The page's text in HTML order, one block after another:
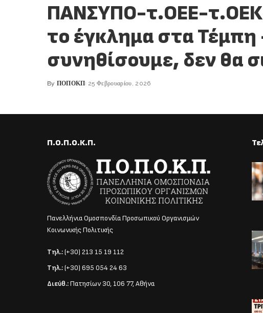
ΠΑΝΣΥΠΟ-τ.ΟΕΕ-τ.ΟΕΚ:
το έγκλημα στα Τέμπη
συνηθίσουμε, δεν θα
Posted
By ΠΟΠΟΚΠ 25 Φεβρουαρίου, 2026
Π.Ο.Π.Ο.Κ.Π.
Πανελλήνια Ομοσπονδία Προσωπικού Οργανισμών
Κοινωνικής Πολιτικής
Τηλ.:(+30) 213 15 19 112
Τηλ.:(+30) 695 054 24 63
Διεύθ.:Πατησίων 30, 106 77, Αθήνα